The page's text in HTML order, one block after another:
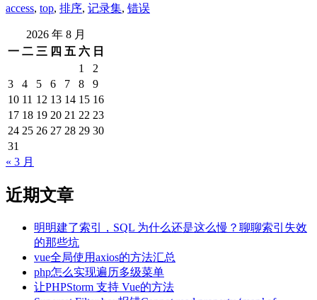
access, top, 排序, 记录集, 错误
2026 年 8 月
一 二 三 四 五 六 日
1
2
3
4 5 6 7 8
9
10 11 12 13 14 15 16
17 18 19 20 21 22 23
24 25 26 27 28 29 30
31
« 3 月
近期文章
明明建了索引，SQL 为什么还是这么慢？聊聊索引失效
的那些坑
vue全局使用axios的方法汇总
php怎么实现遍历多级菜单
让PHPStorm 支持 Vue的方法